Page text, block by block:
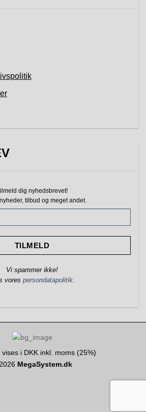
dig nyhedsbrevet!
tilbud og meget andet.
Vi spammer ikke!
vores persondatapolitik.
i DKK inkl. moms (25%)
MegaSystem.dk